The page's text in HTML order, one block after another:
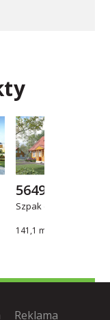
Szpak dr-S
141,1 m²
5649 zł
Reklama